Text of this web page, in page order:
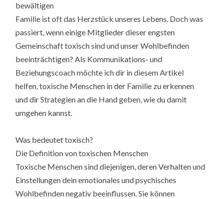
bewältigen
Familie ist oft das Herzstück unseres Lebens. Doch was
passiert, wenn einige Mitglieder dieser engsten
Gemeinschaft toxisch sind und unser Wohlbefinden
beeinträchtigen? Als Kommunikations- und
Beziehungscoach möchte ich dir in diesem Artikel
helfen, toxische Menschen in der Familie zu erkennen
und dir Strategien an die Hand geben, wie du damit
umgehen kannst.
Was bedeutet toxisch?
Die Definition von toxischen Menschen
Toxische Menschen sind diejenigen, deren Verhalten und
Einstellungen dein emotionales und psychisches
Wohlbefinden negativ beeinflussen. Sie können